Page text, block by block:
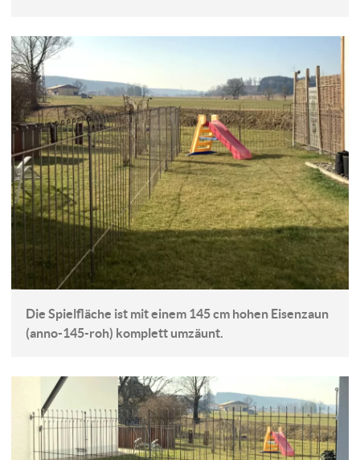
Die Spielfläche ist mit einem 145 cm hohen Eisenzaun
(anno-145-roh) komplett umzäunt.